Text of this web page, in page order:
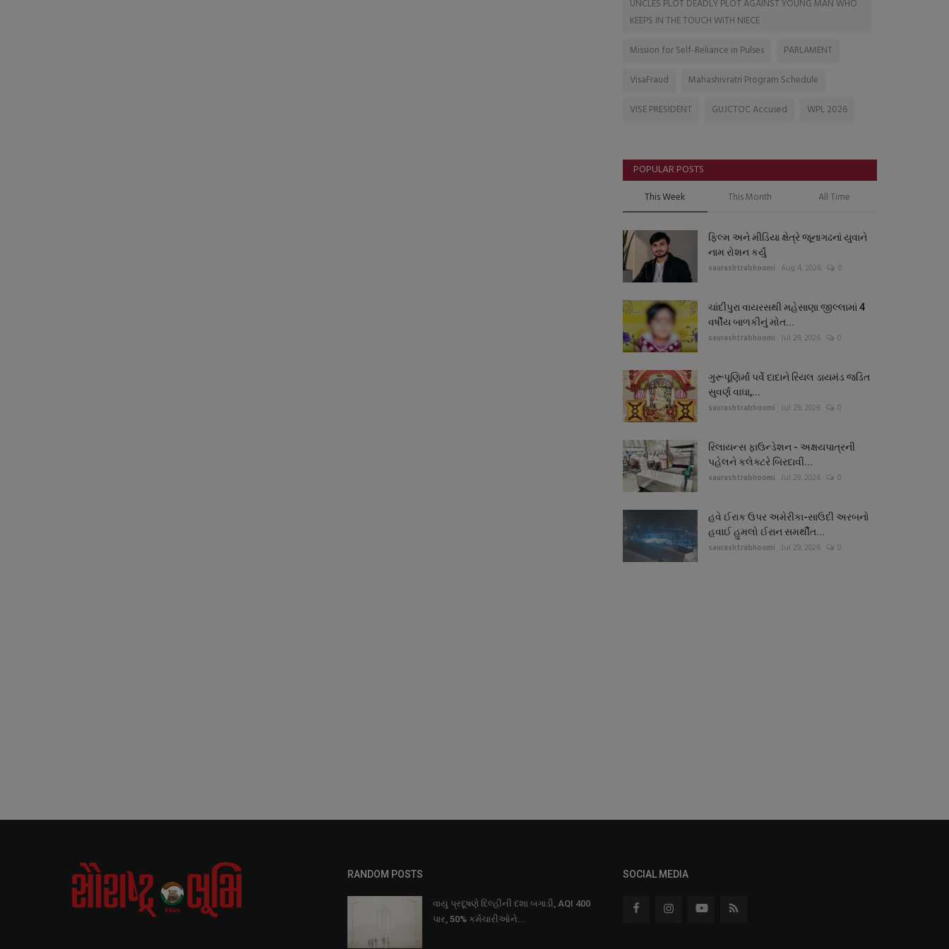
UNCLES PLOT DEADLY PLOT AGAINST YOUNG MAN WHO
KEEPS IN THE TOUCH WITH NIECE
Mission for Self-Reliance in Pulses
PARLAMENT
VisaFraud
Mahashivratri Program Schedule
VISE PRESIDENT
GUJCTOC Accused WPL 2026
POPULAR POSTS
This Week This Month All Time
ફિલ્મ અને મીડિયા ક્ષેત્રે જૂનાગઢનાં યુવાને
નામ રોશન કર્યું
saurashtrabhoomi Aug 4, 2026 0
ચાંદીપુરા વાયરસથી મહેસાણા જીલ્લામાં 4
વર્ષીય બાળકીનું મોત...
saurashtrabhoomi Jul 29, 2026 0
ગુરૂપૂણિર્માં પર્વે દાદાને રિયલ ડાયમંડ જડિત
સુવર્ણ વાઘા,...
saurashtrabhoomi Jul 29, 2026 0
રિલાયન્સ ફાઉન્ડેશન - અક્ષયપાત્રની
પહેલને કલેક્ટરે બિરદાવી...
saurashtrabhoomi Jul 29, 2026 0
હવે ઈરાક ઉપર અમેરીકા-સાઉદી અરબનો
હવાઈ હુમલો ઈરાન સમર્થીત...
saurashtrabhoomi Jul 29, 2026 0
RANDOM POSTS
વાયુ પ્રદૂષણે દિલ્હીની દશા બગાડી, AQI 400
પાર, 50% કર્મચારીઓને...
SOCIAL MEDIA